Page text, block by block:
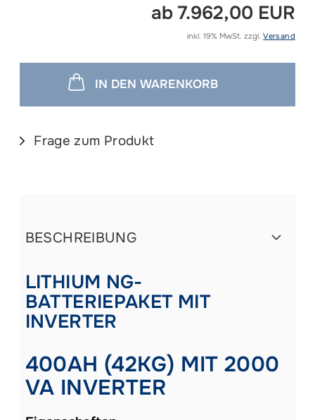
ab 7.962,00 EUR
inkl. 19% MwSt. zzgl.Versand
IN DEN WARENKORB
Frage zum Produkt
BESCHREIBUNG
LITHIUM NG-
BATTERIEPAKET MIT
INVERTER
400AH (42KG) MIT 2000
VA INVERTER